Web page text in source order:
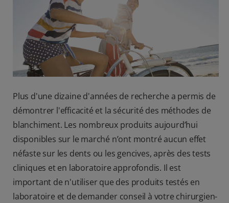
BILAN DE SANTÉ BUCCO-DENTAIRE
RECHERCHE DES SOLUTIONS IDÉALES
BE (FR)
Plus d'une dizaine d'années de recherche a permis de
démontrer l'efficacité et la sécurité des méthodes de
blanchiment. Les nombreux produits aujourd’hui
disponibles sur le marché n’ont montré aucun effet
néfaste sur les dents ou les gencives, après des tests
cliniques et en laboratoire approfondis. Il est
important de n'utiliser que des produits testés en
laboratoire et de demander conseil à votre chirurgien-